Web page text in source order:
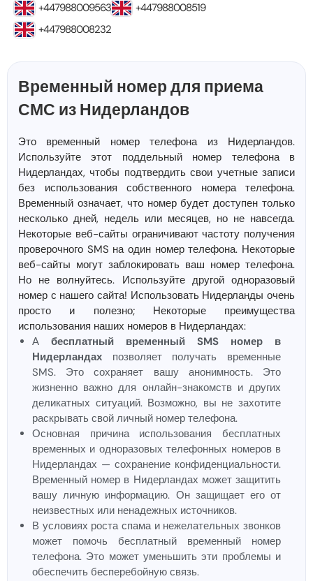
+447988009563
+447988008519
+447988008232
Временный номер для приема
СМС из Нидерландов
Это временный номер телефона из Нидерландов.
Используйте этот поддельный номер телефона в
Нидерландах, чтобы подтвердить свои учетные записи
без использования собственного номера телефона.
Временный означает, что номер будет доступен только
несколько дней, недель или месяцев, но не навсегда.
Некоторые веб-сайты ограничивают частоту получения
проверочного SMS на один номер телефона. Некоторые
веб-сайты могут заблокировать ваш номер телефона.
Но не волнуйтесь. Используйте другой одноразовый
номер с нашего сайта! Использовать Нидерланды очень
просто и полезно; Некоторые преимущества
использования наших номеров в Нидерландах:
А бесплатный временный SMS номер в
Нидерландах позволяет получать временные
SMS. Это сохраняет вашу анонимность. Это
жизненно важно для онлайн-знакомств и других
деликатных ситуаций. Возможно, вы не захотите
раскрывать свой личный номер телефона.
Основная причина использования бесплатных
временных и одноразовых телефонных номеров в
Нидерландах — сохранение конфиденциальности.
Временный номер в Нидерландах может защитить
вашу личную информацию. Он защищает его от
неизвестных или ненадежных источников.
В условиях роста спама и нежелательных звонков
может помочь бесплатный временный номер
телефона. Это может уменьшить эти проблемы и
обеспечить бесперебойную связь.